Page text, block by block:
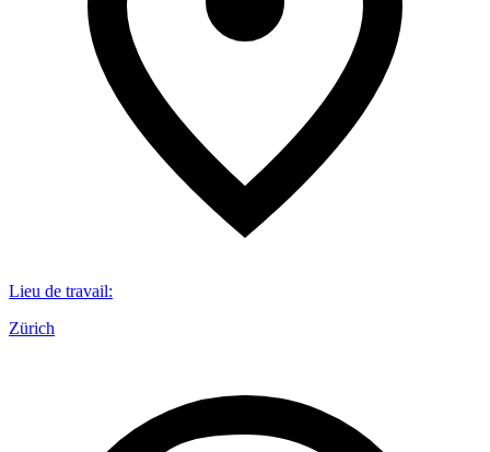
Lieu de travail:
Zürich